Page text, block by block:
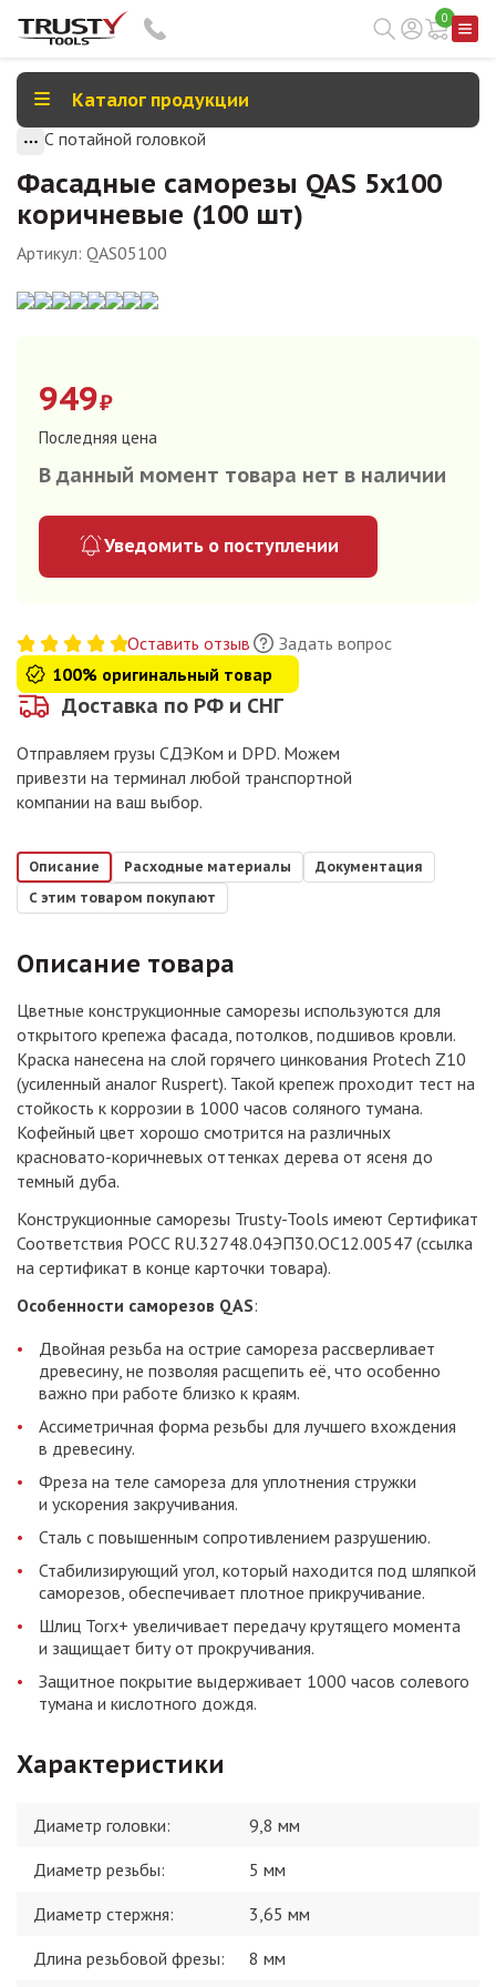
0
Каталог продукции
С потайной головкой
Фасадные саморезы QAS 5х100
коричневые (100 шт)
Артикул: QAS05100
949₽
Последняя цена
В данный момент товара нет в наличии
Уведомить о поступлении
Оставить отзыв
Задать вопрос
100% оригинальный товар
Доставка по РФ и СНГ
Отправляем грузы СДЭКом и DPD. Можем
привезти на терминал любой транспортной
компании на ваш выбор.
Описание Расходные материалы
Документация
С этим товаром покупают
Описание товара
Цветные конструкционные саморезы используются для
открытого крепежа фасада, потолков, подшивов кровли.
Краска нанесена на слой горячего цинкования Protech Z10
(усиленный аналог Ruspert). Такой крепеж проходит тест на
стойкость к коррозии в 1000 часов соляного тумана.
Кофейный цвет хорошо смотрится на различных
красновато-коричневых оттенках дерева от ясеня до
темный дуба.
Конструкционные саморезы Trusty-Tools имеют Сертификат
Соответствия POCC RU.32748.04ЭП30.ОС12.00547 (ссылка
на сертификат в конце карточки товара).
Особенности саморезов QAS:
Двойная резьба на острие самореза рассверливает
древесину, не позволяя расщепить её, что особенно
важно при работе близко к краям.
Ассиметричная форма резьбы для лучшего вхождения
в древесину.
Фреза на теле самореза для уплотнения стружки
и ускорения закручивания.
Сталь с повышенным сопротивлением разрушению.
Стабилизирующий угол, который находится под шляпкой
саморезов, обеспечивает плотное прикручивание.
Шлиц Torx+ увеличивает передачу крутящего момента
и защищает биту от прокручивания.
Защитное покрытие выдерживает 1000 часов солевого
тумана и кислотного дождя.
Характеристики
Диаметр головки:
9,8 мм
Диаметр резьбы:
5 мм
Диаметр стержня:
3,65 мм
Длина резьбовой фрезы: 8 мм